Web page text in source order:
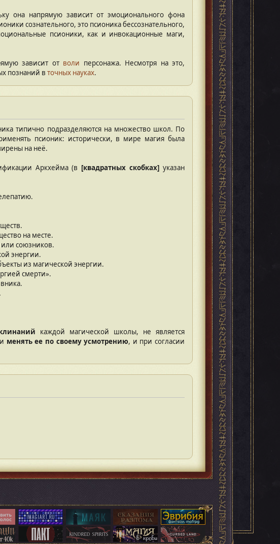
она напрямую зависит от эмоционального фона
сознательного, это псионика бессознательного,
псионики, как и инвокационные маги,
зависит от воли персонажа. Несмотря на это,
познаний в точных науках.
типично подразделяются на множество школ. По
псионик: исторически, в мире магия была
на неё.
Аркхейма (в [квадратных скобках] указан
на месте.
союзников.
энергии.
из магической энергии.
смерти».
каждой магической школы, не является
менять ее по своему усмотрению, и при согласии